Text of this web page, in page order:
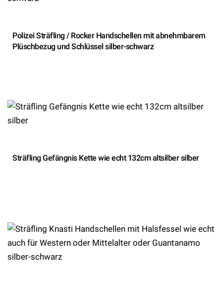
Polizei Sträfling / Rocker Handschellen mit abnehmbarem
Plüschbezug und Schlüssel silber-schwarz
Sträfling Gefängnis Kette wie echt 132cm altsilber silber